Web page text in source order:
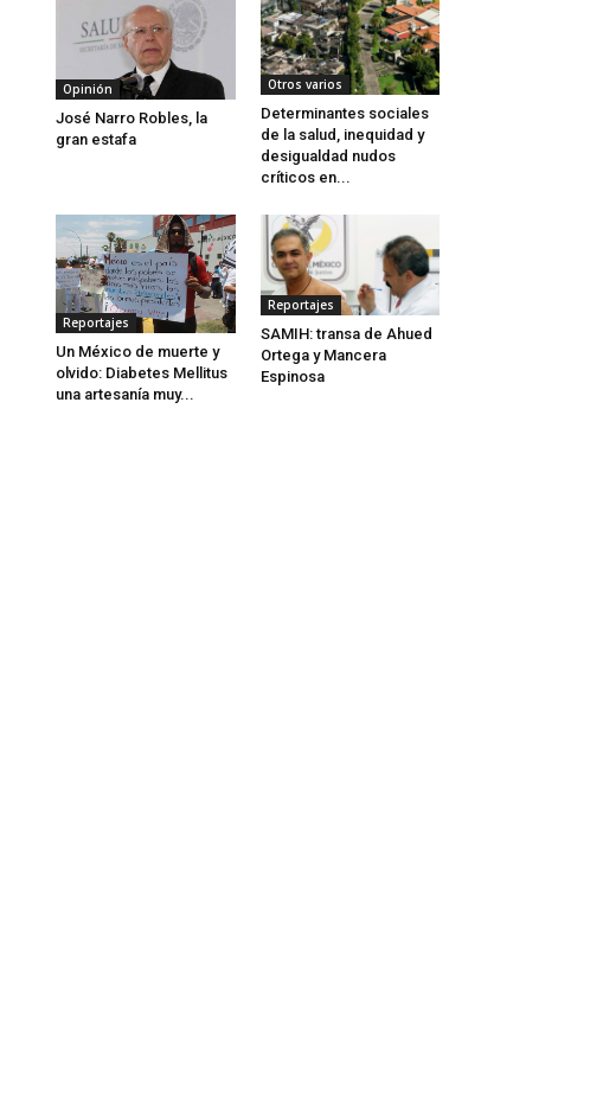
Opinión
José Narro Robles, la
gran estafa
Otros varios
Determinantes sociales
de la salud, inequidad y
desigualdad nudos
críticos en...
Reportajes
Un México de muerte y
olvido: Diabetes Mellitus
una artesanía muy...
Reportajes
SAMIH: transa de Ahued
Ortega y Mancera
Espinosa